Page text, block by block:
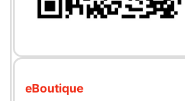
eBoutique